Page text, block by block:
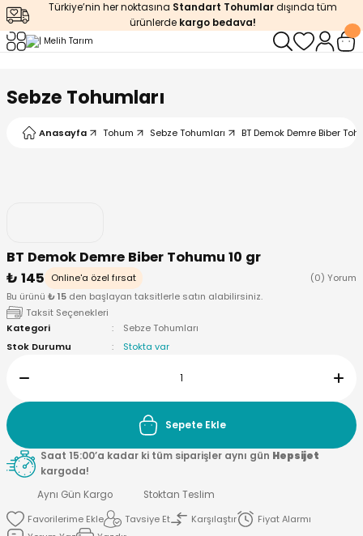
Türkiye’nin her noktasına Standart Tohumlardışında tüm
ürünlerde kargo bedava!
Sebze Tohumları
Anasayfa Tohum Sebze Tohumları BT Demok Demre Biber
BT Demok Demre Biber Tohumu 10 gr
₺ 145
Online'a özel fırsat
(0) Yorum
Bu ürünü ₺ 15 den başlayan taksitlerle satın alabilirsiniz.
Taksit Seçenekleri
Kategori
Sebze Tohumları
Stok Durumu
Stokta var
Sepete Ekle
Saat 15:00’a kadar ki tüm siparişler aynı gün Hepsijet
kargoda!
Aynı Gün Kargo
Stoktan Teslim
Tavsiye Et
Karşılaştır
Fiyat Alarmı
Geri Dön
Geri Dön
Geri Dön
Geri Dön
Ürünleri
Geri Dön